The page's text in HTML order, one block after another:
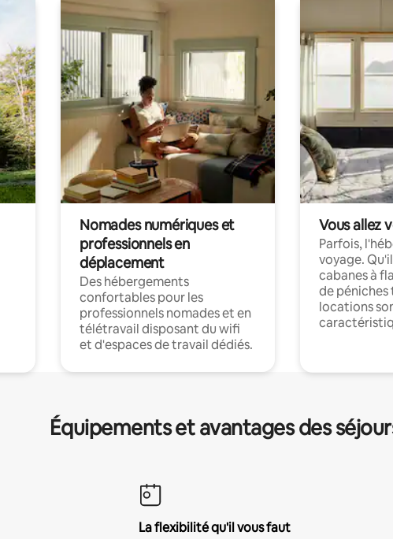
Nomades numériques et
professionnels en
déplacement
Des hébergements
confortables pour les
professionnels nomades et en
télétravail disposant du wifi
et d'espaces de travail dédiés.
Vous allez
Parfois,
voyage.
cabanes à
de péniches
locations
Équipements et avantages des
La flexibilité qu'il vous faut